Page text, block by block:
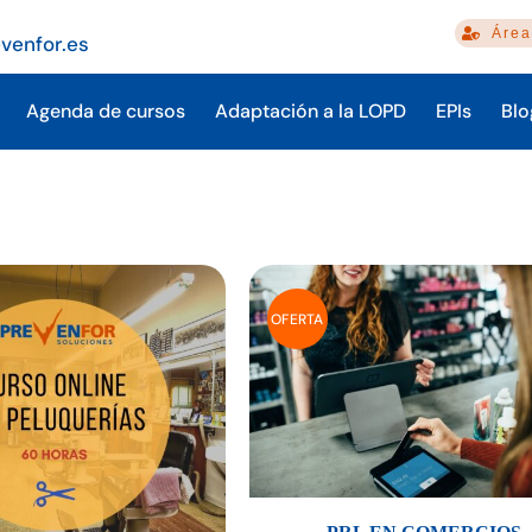
Agenda de cursos Adaptación a la LOPD EPIs
OFERTA